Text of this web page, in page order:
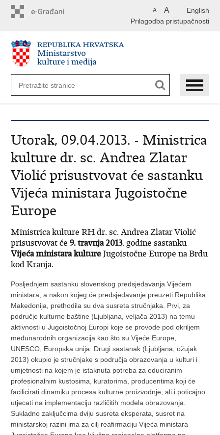
English
A A
Prilagodba pristupačnosti
Utorak, 09.04.2013. - Ministrica
kulture dr. sc. Andrea Zlatar
Violić prisustvovat će sastanku
Vijeća ministara Jugoistočne
Europe
Ministrica kulture RH dr. sc. Andrea Zlatar Violić
prisustvovat će9. travnja 2013. godine sastanku
Vijeća ministara kultureJugoistočne Europe na Brdu
kod Kranja.
Posljednjem sastanku slovenskog predsjedavanja Vijećem
ministara, a nakon kojeg će predsjedavanje preuzeti Republika
Makedonija, prethodila su dva susreta stručnjaka. Prvi, za
područje kulturne baštine (Ljubljana, veljača 2013) na temu
aktivnosti u Jugoistočnoj Europi koje se provode pod okriljem
međunarodnih organizacija kao što su Vijeće Europe,
UNESCO, Europska unija. Drugi sastanak (Ljubljana, ožujak
2013) okupio je stručnjake s područja obrazovanja u kulturi i
umjetnosti na kojem je istaknuta potreba za educiranim
profesionalnim kustosima, kuratorima, producentima koji će
facilicirati dinamiku procesa kulturne proizvodnje, ali i poticajno
utjecati na implementaciju različitih modela obrazovanja.
Sukladno zaključcima dviju susreta eksperata, susret na
ministarskoj razini ima za cilj reafirmaciju Vijeća ministara